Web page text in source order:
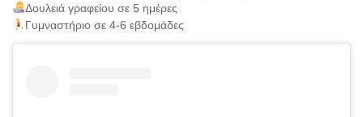
Δουλειά γραφείου σε 5 ημέρες
Γυμναστήριο σε 4-6 εβδομάδες